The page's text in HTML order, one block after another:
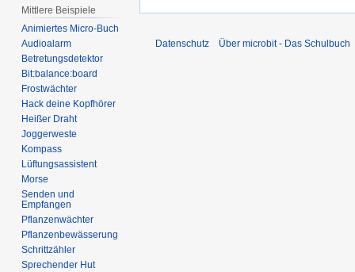
Mittlere Beispiele
Animiertes Micro-Buch
Audioalarm
Betretungsdetektor
Bit:balance:board
Frostwächter
Hack deine Kopfhörer
Heißer Draht
Joggerweste
Kompass
Lüftungsassistent
Morse
Senden und
Empfangen
Pflanzenwächter
Pflanzenbewässerung
Schrittzähler
Sprechender Hut
Datenschutz Über microbit - Das Schulbuch